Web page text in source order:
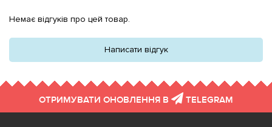
Немає відгуків про цей товар.
Написати відгук
ОТРИМУВАТИ ОНОВЛЕННЯ В TELEGRAM